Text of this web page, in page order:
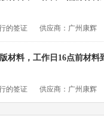
的签证 供应商：广州康辉
材料，工作日16点前材料
的签证 供应商：广州康辉